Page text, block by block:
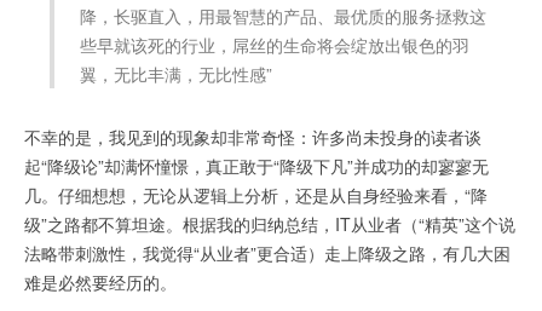
降，长驱直入，用最智慧的产品、最优质的服务拯救这
些早就该死的行业，屌丝的生命将会绽放出银色的羽
翼，无比丰满，无比性感”
不幸的是，我见到的现象却非常奇怪：许多尚未投身的读者谈
起“降级论”却满怀憧憬，真正敢于“降级下凡”并成功的却寥寥无
几。仔细想想，无论从逻辑上分析，还是从自身经验来看，“降
级”之路都不算坦途。根据我的归纳总结，IT从业者（“精英”这个说
法略带刺激性，我觉得“从业者”更合适）走上降级之路，有几大困
难是必然要经历的。